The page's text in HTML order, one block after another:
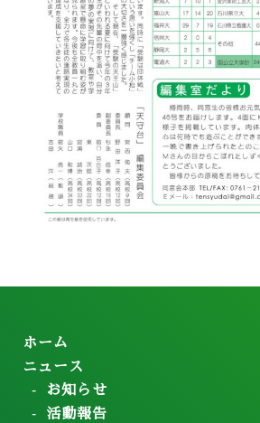
ホーム
ニュース
お知らせ
活動報告